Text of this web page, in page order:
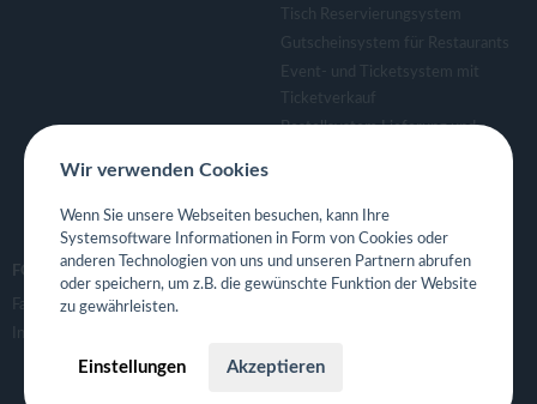
Tisch Reservierungsystem
Gutscheinsystem für Restaurants
Event- und Ticketsystem mit
Ticketverkauf
Bestellsystem Lieferung und
Eigene App für Restaurant
FOLGE UNS
Facebook
Instagram
Wir verwenden Cookies
Wenn Sie unsere Webseiten besuchen, kann Ihre
Systemsoftware Informationen in Form von Cookies oder
anderen Technologien von uns und unseren Partnern abrufen
oder speichern, um z.B. die gewünschte Funktion der Website
zu gewährleisten.
Einstellungen Akzeptieren